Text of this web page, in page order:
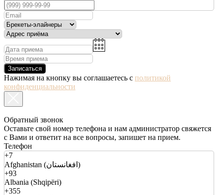
Записаться
Нажимая на кнопку вы соглашаетесь с политикой
конфиденциальности
Обратный звонок
Оставьте свой номер телефона и нам администратор свяжется
с Вами и ответит на все вопросы, запишет на прием.
Телефон
+7
Afghanistan (افغانستان)
+93
Albania (Shqipëri)
+355